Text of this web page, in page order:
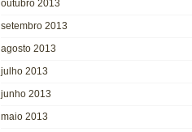
outubro 2013
setembro 2013
agosto 2013
julho 2013
junho 2013
maio 2013